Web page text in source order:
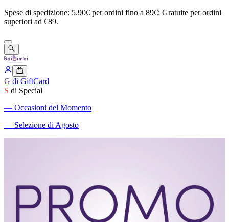
Spese di spedizione: 5.90€ perordini fino a 89€; Gratuite perordini
superiori ad €89.
G di GiftCard
S di Special
― Occasioni del Momento
― Selezione di Agosto